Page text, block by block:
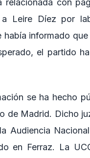
relacionada con
Leire Díez por
había informado
el partido
se ha hecho
de Madrid. Dicho
Audiencia
en Ferraz. La